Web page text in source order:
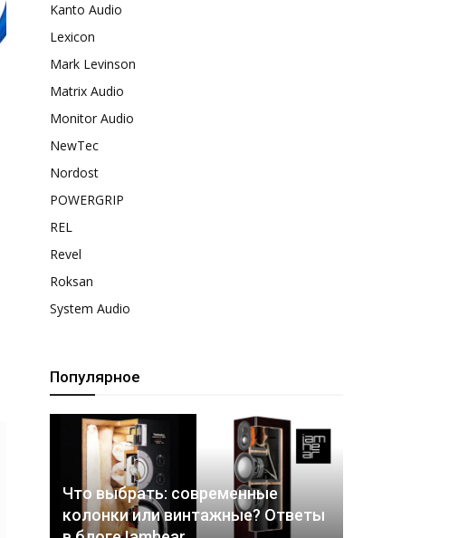
Kanto Audio
Lexicon
Mark Levinson
Matrix Audio
Monitor Audio
NewTec
Nordost
POWERGRIP
REL
Revel
Roksan
System Audio
Популярное
Что выбрать: современные
колонки или винтажные? Ответы